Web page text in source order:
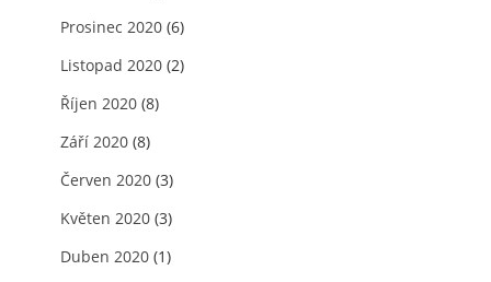
Prosinec 2020 (6)
Listopad 2020 (2)
Říjen 2020 (8)
Září 2020 (8)
Červen 2020 (3)
Květen 2020 (3)
Duben 2020 (1)